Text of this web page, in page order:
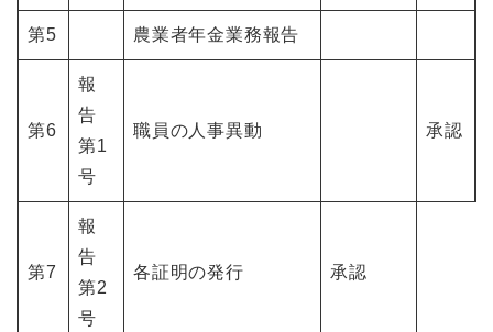
第5 農業者年金業務報告
第6
報
告
第1
号
職員の人事異動 承認
第7
報
告
第2
号
各証明の発行 承認